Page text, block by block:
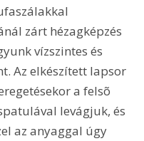
zárt hézagképzés
vízszintes és
Az elkészített lapsor
a felsõ
levágjuk, és
az anyaggal úgy